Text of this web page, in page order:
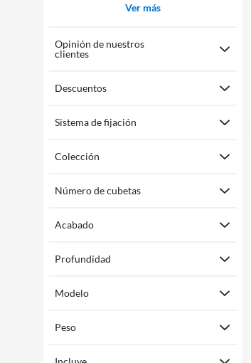
Ver más
Opinión de nuestros
clientes
Descuentos
Sistema de fijación
Colección
Número de cubetas
Acabado
Profundidad
Modelo
Peso